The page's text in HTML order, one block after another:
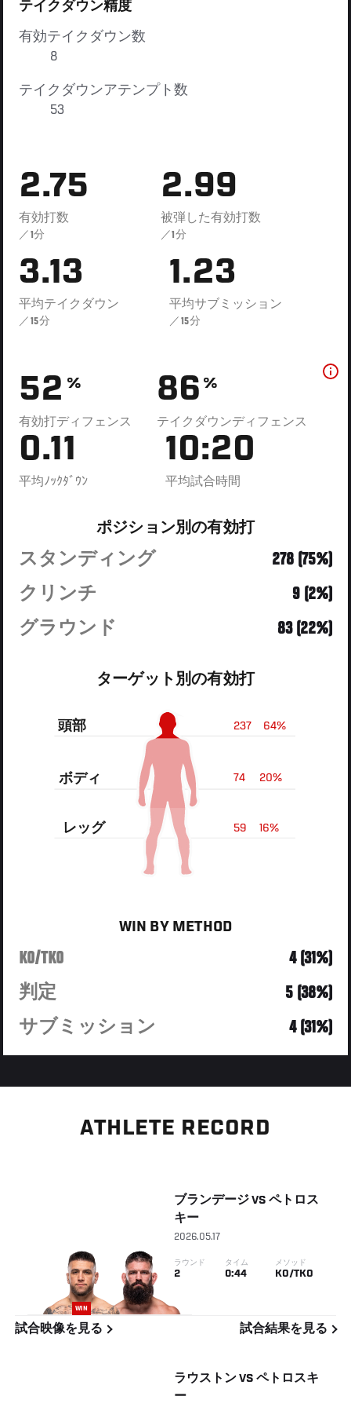
テイクダウン精度
有効テイクダウン数
8
テイクダウンアテンプト数
53
2.75
有効打数
／1分
2.99
被弾した有効打数
／1分
3.13
平均テイクダウン
／15分
1.23
平均サブミッション
／15分
52 %
有効打ディフェンス
86 %
テイクダウンディフェンス
0.11
平均ﾉｯｸﾀﾞｳﾝ
10:20
平均試合時間
ポジション別の有効打
スタンディング
278 (75%)
クリンチ
9 (2%)
グラウンド
83 (22%)
ターゲット別の有効打
64%
237
頭部
20%
74
ボディ
16%
59
レッグ
WIN BY METHOD
KO/TKO
4 (31%)
判定
5 (38%)
サブミッション
4 (31%)
ATHLETE RECORD
WIN
ブランデージ VS ペトロス
キー
2026.05.17
ラウンド
2
タイム
0:44
メソッド
KO/TKO
試合映像を見る 試合結果を見る
ラウストン VS ペトロスキ
ー